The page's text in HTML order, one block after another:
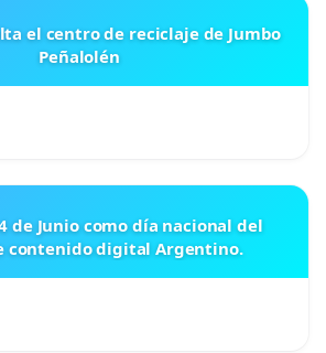
el centro de reciclaje de Jumbo
Peñalolén
de Junio como día nacional del
contenido digital Argentino.